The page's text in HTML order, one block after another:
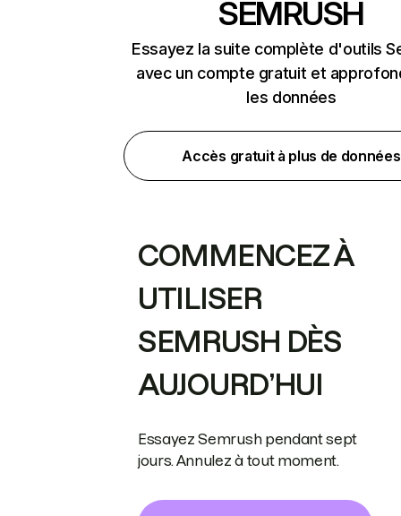
SEMRUSH
Essayez la suite complète d'outils
avec un compte gratuit et
les données
Accès gratuit à plus de données
COMMENCEZ À
UTILISER
SEMRUSH DÈS
AUJOURD’HUI
Essayez Semrush pendant sept
jours. Annulez à tout moment.